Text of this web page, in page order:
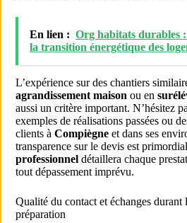
En lien : Org habitats durables
la transition énergétique des
L’expérience sur des chantiers
agrandissement maison ou en
aussi un critère important. N’hésitez
exemples de réalisations passées ou
clients à Compiègne et dans ses
transparence sur le devis est
professionnel détaillera chaque
tout dépassement imprévu.
Qualité du contact et échanges durant
préparation